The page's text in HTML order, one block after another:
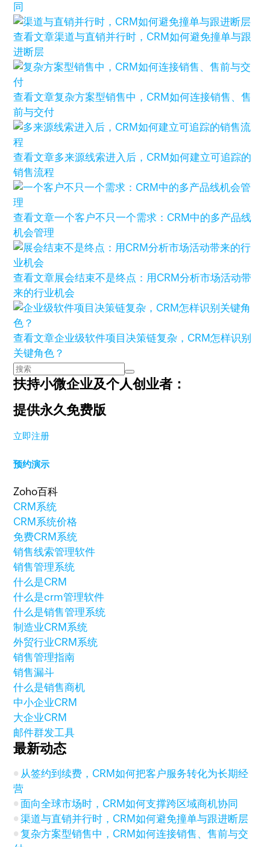
同
查看文章渠道与直销并行时，CRM如何避免撞单与跟
进断层
查看文章复杂方案型销售中，CRM如何连接销售、售
前与交付
查看文章多来源线索进入后，CRM如何建立可追踪的
销售流程
查看文章一个客户不只一个需求：CRM中的多产品线
机会管理
查看文章展会结束不是终点：用CRM分析市场活动带
来的行业机会
查看文章企业级软件项目决策链复杂，CRM怎样识别
关键角色？
扶持小微企业及个人创业者：
提供永久免费版
立即注册
预约演示
Zoho百科
CRM系统
CRM系统价格
免费CRM系统
销售线索管理软件
销售管理系统
什么是CRM
什么是crm管理软件
什么是销售管理系统
制造业CRM系统
外贸行业CRM系统
销售管理指南
销售漏斗
什么是销售商机
中小企业CRM
大企业CRM
邮件群发工具
最新动态
从签约到续费，CRM如何把客户服务转化为长期经
营
面向全球市场时，CRM如何支撑跨区域商机协同
渠道与直销并行时，CRM如何避免撞单与跟进断层
复杂方案型销售中，CRM如何连接销售、售前与交